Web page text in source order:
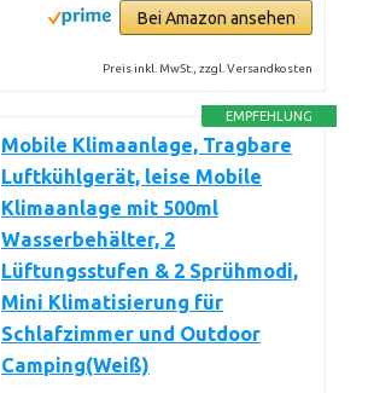
Bei Amazon ansehen
Preis inkl. MwSt., zzgl. Versandkosten
EMPFEHLUNG
Mobile Klimaanlage, Tragbare
Luftkühlgerät, leise Mobile
Klimaanlage mit 500ml
Wasserbehälter, 2
Lüftungsstufen & 2 Sprühmodi,
Mini Klimatisierung für
Schlafzimmer und Outdoor
Camping(Weiß)